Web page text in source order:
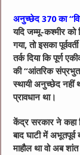
अनुच्छेद 370 का
यदि जम्मू-कश्मीर को
गया, तो इसका
तर्क दिया कि पूर्ण
की “आंतरिक
स्थायी अनुच्छेद
प्रावधान था।
केंद्र सरकार ने कहा
बाद घाटी में
माहौल था वो अब